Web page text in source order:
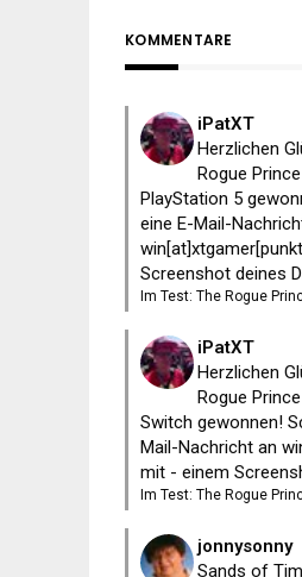
KOMMENTARE
iPatXT
Herzlichen
Rogue
PlayStation 5
eine E-Mail-
Screenshot deines
Im Test: The Rogue
iPatXT
Herzlichen
Rogue
Switch gewonnen!
Mail-Nachricht an
mit - einem
Im Test: The Rogue
jonnysonny
Sands of